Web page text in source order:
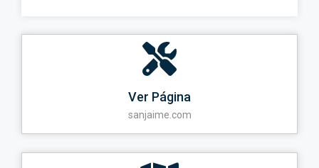
Ver Página
sanjaime.com